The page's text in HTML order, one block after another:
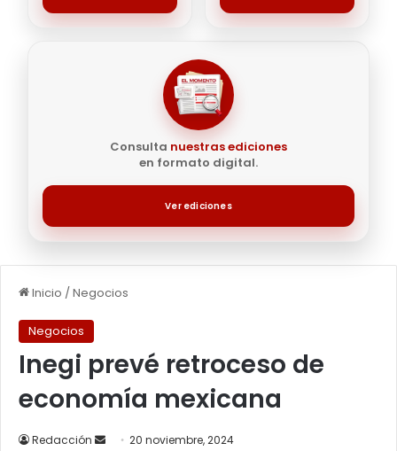
Consulta nuestras ediciones
en formato digital.
Ver ediciones
Inicio /Negocios
Negocios
Inegi prevé retroceso de
economía mexicana
Redacción
Send20 noviembre, 2024